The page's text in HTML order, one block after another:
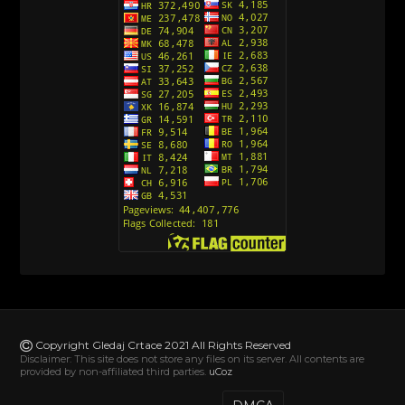
Action Man (Sinhronizovano na Hrvatski)
Action Man (2000) Sinhronizovano na Hrvatski
Andjeoski Prijatelji (Sinhronizovano na Srpski)
Ajkuca (Sharkdog) Sinhronizovano na Srpski
Alvin i veverice (Alvinnn!!! And the Chipmunks)
Sinhronizovano na Srpski
[78]
Abominable The Invisible (2022) Sinhronizovano
Copyright Gledaj Crtace 2021 All Rights Reserved
Disclaimer: This site does not store any files on its server. All contents are
provided by non-affiliated third parties. uCoz